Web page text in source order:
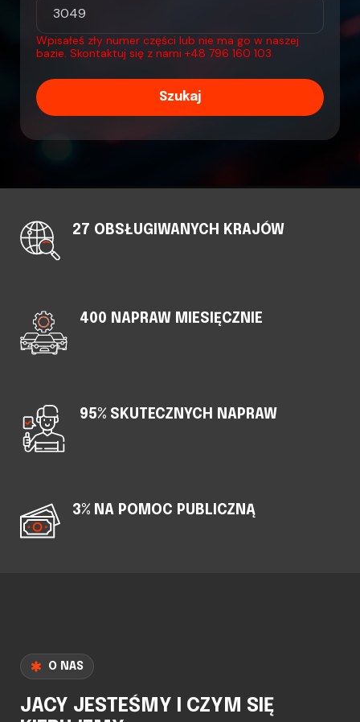
Wpisałeś zły numer części lub nie ma go w naszej
bazie. Skontaktuj się z nami +48 796 160 103
Szukaj
27 OBSŁUGIWANYCH KRAJÓW
400 NAPRAW MIESIĘCZNIE
95% SKUTECZNYCH NAPRAW
3% NA POMOC PUBLICZNĄ
O NAS
JACY JESTEŚMY I CZYM SIĘ